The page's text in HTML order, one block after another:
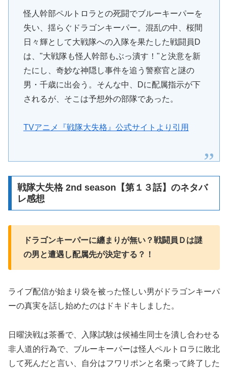
怪人幹部ペルトロラとの死闘でブルーキーパーを
失い、揺らぐドラゴンキーパー。混乱の中、桜間
日々輝として大戦隊への入隊を果たした戦闘員D
は、"大戦隊も怪人幹部もぶっ潰す！"と決意を新
たにし、奇妙な神隠し事件を追う警察官と謎の
男・千歳に出会う。そんな中、Dに配属指示が下
されるが、そこは予想外の部隊であった。
TVアニメ『戦隊大失格』公式サイトより引用
戦隊大失格 2nd season【第１３話】のネタバ
レ感想
ドラゴンキーパーに纏まりが無い？戦闘員Ｄは謎
の男と遭遇し配属先が決定する？！
ライブ配信が始まり袋を被った怪しい男がドラゴンキーパ
ーの真実を話し始めたのはドキドキしました。
日曜決戦は茶番で、入隊試験は候補生同士を潰し合わせる
非人道的行為で、ブルーキーパーは怪人ペルトロラに敗北
して死んだと言い、自分はフワリポンと名乗って終了した